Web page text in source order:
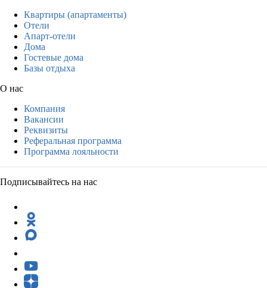
Квартиры (апартаменты)
Отели
Апарт-отели
Дома
Гостевые дома
Базы отдыха
О нас
Компания
Вакансии
Реквизиты
Реферальная программа
Программа лояльности
Подписывайтесь на нас